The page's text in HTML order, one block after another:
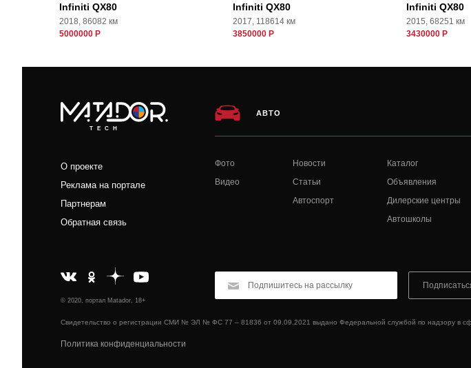
Infiniti QX80
2018, 86082 км
5000000 Р
Infiniti QX80
2017, 118614 км
3850000 Р
Infiniti QX80
2015, 68251 км
3430000 Р
TECH
О проекте
Реклама на портале
Партнерам
Обратная связь
АВТО
Фото
Видео
Новости
Статьи
Автоспорт
Каталог
Объявления
Дилерские центры
Автошколы
© 2020, портал Matador, 18+
Свидетельство о регистрации СМИ № ЭЛ № ФС 77 – 81836 от 09.09.2021 выдано Федеральной службой по надзору в
Политика конфиденциальности